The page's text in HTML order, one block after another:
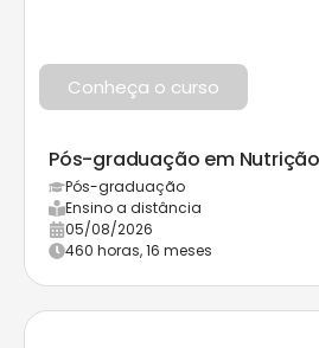
Conheça o curso
Pós-graduação em
Pós-graduação
Ensino a distância
05/08/2026
460 horas, 16 meses